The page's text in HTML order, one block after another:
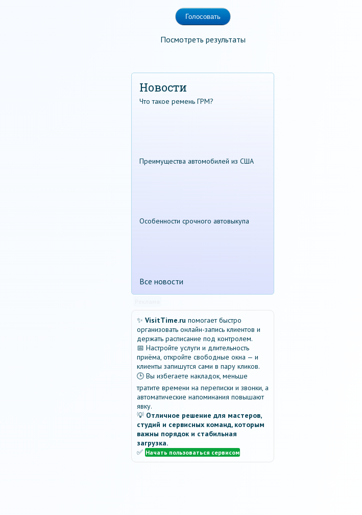
Посмотреть результаты
Новости
Что такое ремень ГРМ?
Преимущества автомобилей из США
Особенности срочного автовыкупа
Все новости
✨ VisitTime.ru помогает быстро
организовать онлайн-запись клиентов и
держать расписание под контролем.
📅 Настройте услуги и длительность
приёма, откройте свободные окна — и
клиенты запишутся сами в пару кликов.
🕒 Вы избегаете накладок, меньше
тратите времени на переписки и звонки, а
автоматические напоминания повышают
явку.
💡 Отличное решение для мастеров,
студий и сервисных команд, которым
важны порядок и стабильная
загрузка.
✅ Начать пользоваться сервисом